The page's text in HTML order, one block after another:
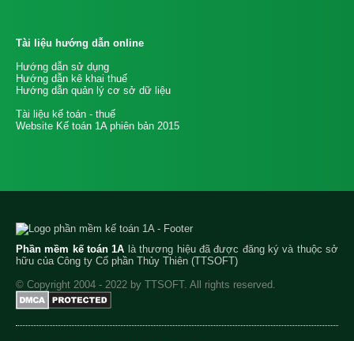
Tài liệu hướng dẫn online
Hướng dẫn sử dụng
Hướng dẫn kê khai thuế
Hướng dẫn quản lý cơ sở dữ liệu
Tài liệu kế toán - thuế
Website Kế toán 1A phiên bản 2015
Phần mềm kế toán 1A là thương hiệu đã được đăng ký và thuộc sở
hữu của Công ty Cổ phần Thủy Thiên (TTSOFT)
© Copyright 2004 - 2022 by TTSOFT. All rights reserved.